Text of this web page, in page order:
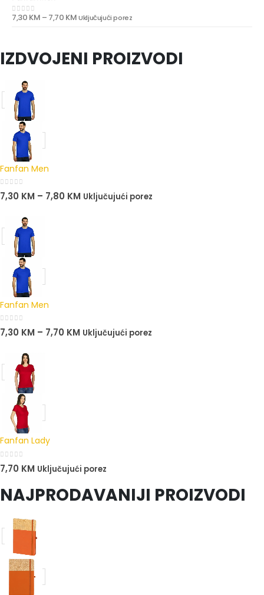
0 out of 5
7,30 KM – 7,70 KMUključujući porez
IZDVOJENI PROIZVODI
Fanfan Men
0out of 5
7,30 KM – 7,80 KM Uključujući porez
Fanfan Men
0out of 5
7,30 KM – 7,70 KM Uključujući porez
Fanfan Lady
0out of 5
7,70 KM Uključujući porez
NAJPRODAVANIJI PROIZVODI